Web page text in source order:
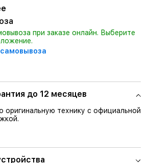
при заказе онлайн. Выберите
до 12 месяцев
оригинальную технику с официальной